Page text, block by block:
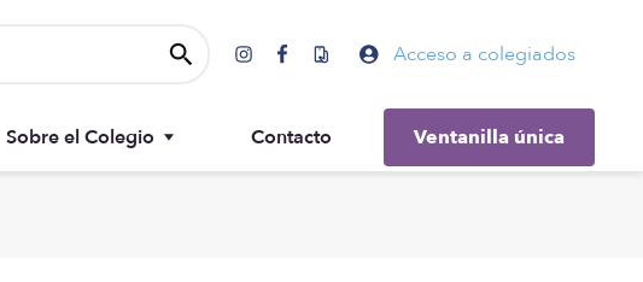
Acceso a colegiados
Sobre el Colegio Contacto Ventanilla única